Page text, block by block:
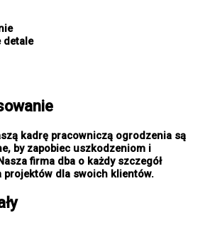
detale
kadrę pracowniczą ogrodzenia są
by zapobiec uszkodzeniom i
firma dba o każdy szczegół
projektów dla swoich klientów.